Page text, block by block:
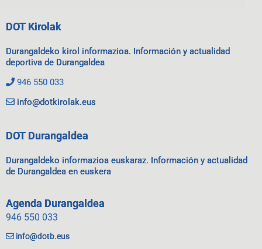
DOT Kirolak
Durangaldeko kirol informazioa. Información y actualidad
deportiva de Durangaldea
946 550 033
info@dotkirolak.eus
DOT Durangaldea
Durangaldeko informazioa euskaraz. Información y actualidad
de Durangaldea en euskera
Agenda Durangaldea
946 550 033
info@dotb.eus